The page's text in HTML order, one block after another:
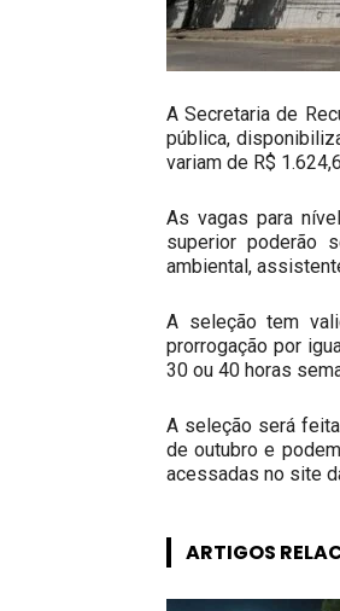
A Secretaria de
pública,
variam de R$
As vagas para
superior poderão
ambiental,
A seleção tem
prorrogação por
30 ou 40 horas
A seleção será
de outubro e
acessadas no site
ARTIGOS